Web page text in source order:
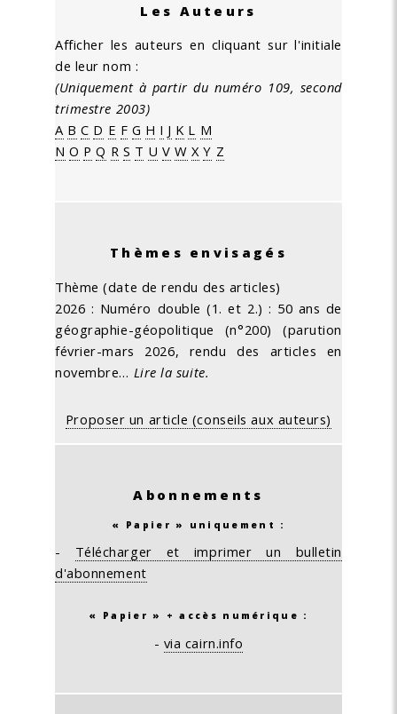
Les Auteurs
Afficher les auteurs en cliquant sur l'initiale
de leur nom :
(Uniquement à partir du numéro 109, second
trimestre 2003)
A B C D E F G H I J K L M
N O P Q R S T U V W X Y Z
Thèmes envisagés
Thème (date de rendu des articles)
2026 : Numéro double (1. et 2.) : 50 ans de
géographie-géopolitique (n°200) (parution
février-mars 2026, rendu des articles en
novembre… Lire la suite.
Proposer un article (conseils aux auteurs)
Abonnements
« Papier » uniquement :
- Télécharger et imprimer un bulletin
d'abonnement
« Papier » + accès numérique :
- via cairn.info